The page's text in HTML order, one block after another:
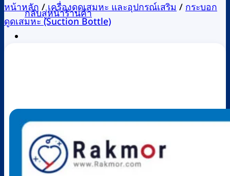
กลับสู่หน้าร้านค้า
หน้าหลัก/เครื่องดูดเสมหะ และอุปกรณ์เสริม/กระบอก
ดูดเสมหะ (Suction Bottle)